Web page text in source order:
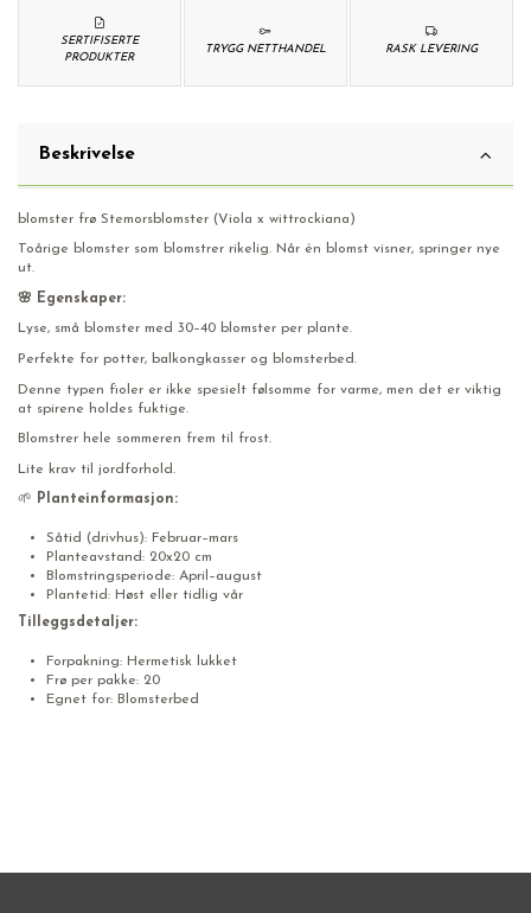
RASK LEVERING
TRYGG NETTHANDEL
SERTIFISERTE
PRODUKTER
Beskrivelse
blomster frø Stemorsblomster (Viola x wittrockiana)
Toårige blomster som blomstrer rikelig. Når én blomst visner, springer nye
ut.
🌸 Egenskaper:
Lyse, små blomster med 30–40 blomster per plante.
Perfekte for potter, balkongkasser og blomsterbed.
Denne typen fioler er ikke spesielt følsomme for varme, men det er viktig
at spirene holdes fuktige.
Blomstrer hele sommeren frem til frost.
Lite krav til jordforhold.
🌱 Planteinformasjon:
Såtid (drivhus): Februar–mars
Planteavstand: 20x20 cm
Blomstringsperiode: April–august
Plantetid: Høst eller tidlig vår
Tilleggsdetaljer:
Forpakning: Hermetisk lukket
Frø per pakke: 20
Egnet for: Blomsterbed